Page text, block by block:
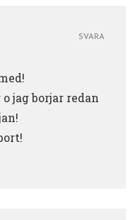
jag borjar redan
SVARA